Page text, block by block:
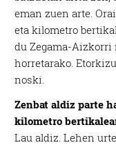
eman zuen arte.
eta kilometro
du Zegama-Aizkorri
horretarako.
noski.
Zenbat aldiz parte
kilometro
Lau aldiz. Lehen